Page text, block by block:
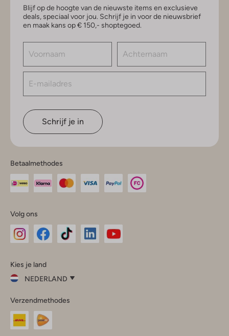
Blijf op de hoogte van de nieuwste items en exclusieve
deals, speciaal voor jou. Schrijf je in voor de nieuwsbrief
en maak kans op € 150,- shoptegoed.
Schrijf je in
Betaalmethodes
Volg ons
InstagramFacebook
Kies je land
NEDERLAND
je
land
Nederland
Verzendmethodes